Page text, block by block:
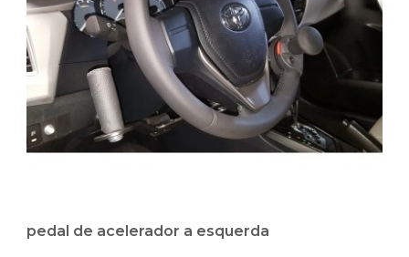
pedal de acelerador a esquerda